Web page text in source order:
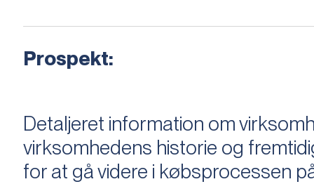
Prospekt:
Detaljeret information om
virksomhedens historie og
for at gå videre i købsprocessen